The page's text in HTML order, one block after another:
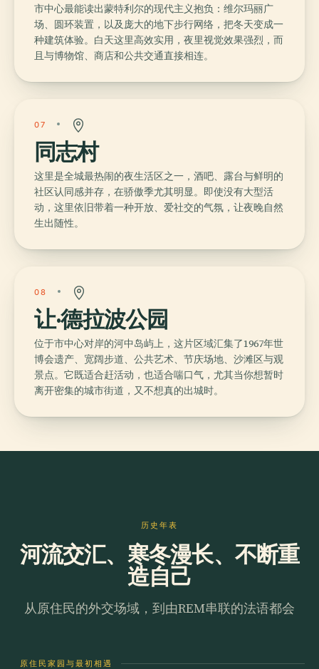
市中心最能读出蒙特利尔的现代主义抱负：维尔玛丽广
场、圆环装置，以及庞大的地下步行网络，把冬天变成一
种建筑体验。白天这里高效实用，夜里视觉效果强烈，而
且与博物馆、商店和公共交通直接相连。
07
同志村
这里是全城最热闹的夜生活区之一，酒吧、露台与鲜明的
社区认同感并存，在骄傲季尤其明显。即使没有大型活
动，这里依旧带着一种开放、爱社交的气氛，让夜晚自然
生出随性。
08
让·德拉波公园
位于市中心对岸的河中岛屿上，这片区域汇集了1967年世
博会遗产、宽阔步道、公共艺术、节庆场地、沙滩区与观
景点。它既适合赶活动，也适合喘口气，尤其当你想暂时
离开密集的城市街道，又不想真的出城时。
历史年表
河流交汇、寒冬漫长、不断重
造自己
从原住民的外交场域，到由REM串联的法语都会
原住民家园与最初相遇